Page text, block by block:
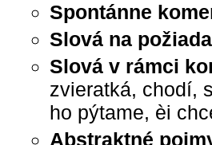
Spontánne
Slová na
Slová v rámci
zvieratká, chodí,
ho pýtame, èi
Abstraktné